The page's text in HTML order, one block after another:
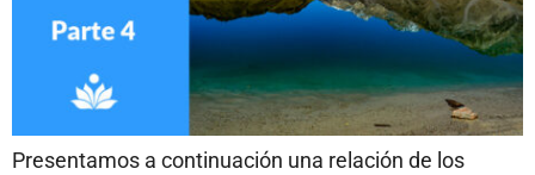
Presentamos a continuación una relación de los